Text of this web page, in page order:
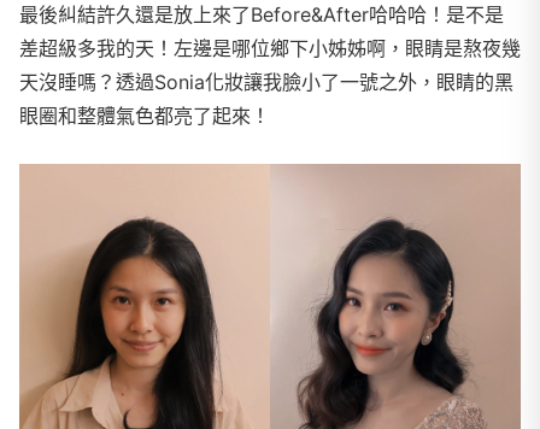
最後糾結許久還是放上來了Before&After哈哈哈！是不是
差超級多我的天！左邊是哪位鄉下小姊姊啊，眼睛是熬夜幾
天沒睡嗎？透過Sonia化妝讓我臉小了一號之外，眼睛的黑
眼圈和整體氣色都亮了起來！